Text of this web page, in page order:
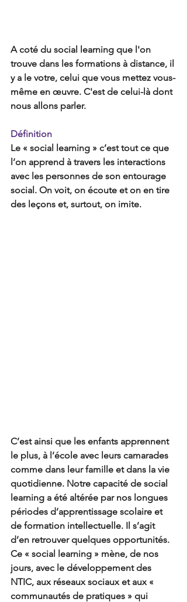
A coté du social learning que l'on
trouve dans les formations à distance, il
y a le votre, celui que vous mettez vous-
même en œuvre. C'est de celui-là dont
nous allons parler.
Définition
Le « social learning » c’est tout ce que
l’on apprend à travers les interactions
avec les personnes de son entourage
social. On voit, on écoute et on en tire
des leçons et, surtout, on imite.
C’est ainsi que les enfants apprennent
le plus, à l’école avec leurs camarades
comme dans leur famille et dans la vie
quotidienne. Notre capacité de social
learning a été altérée par nos longues
périodes d’apprentissage scolaire et
de formation intellectuelle. Il s’agit
d’en retrouver quelques opportunités.
Ce « social learning » mène, de nos
jours, avec le développement des
NTIC, aux réseaux sociaux et aux «
communautés de pratiques » qui